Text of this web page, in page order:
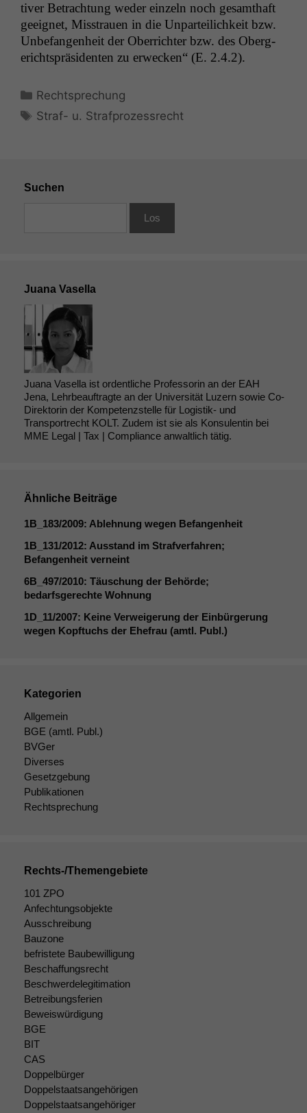
tiv­er Betra­ch­tung wed­er einzeln noch gesamthaft
geeignet, Mis­strauen in die Unparteilichkeit bzw.
Unbe­fan­gen­heit der Ober­richter bzw. des Oberg­
ericht­spräsi­den­ten zu erweck­en“ (E. 2.4.2).
Kategorien
Rechtsprechung
Schlagwörter
Straf- u. Strafprozessrecht
Suchen
Juana Vasella
Juana Vasella ist ordentliche Professorin an der EAH
Jena, Lehrbeauftragte an der Universität Luzern sowie Co-
Direktorin der Kompetenzstelle für Logistik- und
Transportrecht KOLT. Zudem ist sie als Konsulentin bei
MME Legal | Tax | Compliance anwaltlich tätig.
Ähnliche Beiträge
1B_183/2009: Ablehnung wegen Befangenheit
1B_131/2012: Ausstand im Strafverfahren;
Befangenheit verneint
6B_497/2010: Täuschung der Behörde;
bedarfsgerechte Wohnung
1D_11/2007: Keine Verweigerung der Einbürgerung
wegen Kopftuchs der Ehefrau (amtl. Publ.)
Kategorien
Allgemein
BGE (amtl. Publ.)
BVGer
Diverses
Gesetzgebung
Publikationen
Rechtsprechung
Rechts-/Themengebiete
101 ZPO
Anfechtungsobjekte
Ausschreibung
Bauzone
befristete Baubewilligung
Beschaffungsrecht
Beschwerdelegitimation
Betreibungsferien
Beweiswürdigung
BGE
BIT
CAS
Doppelbürger
Doppelstaatsangehörigen
Doppelstaatsangehöriger